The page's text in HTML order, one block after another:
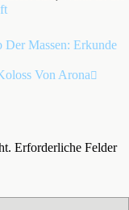
Der Massen: Erkunde
Von Arona
Erforderliche Felder